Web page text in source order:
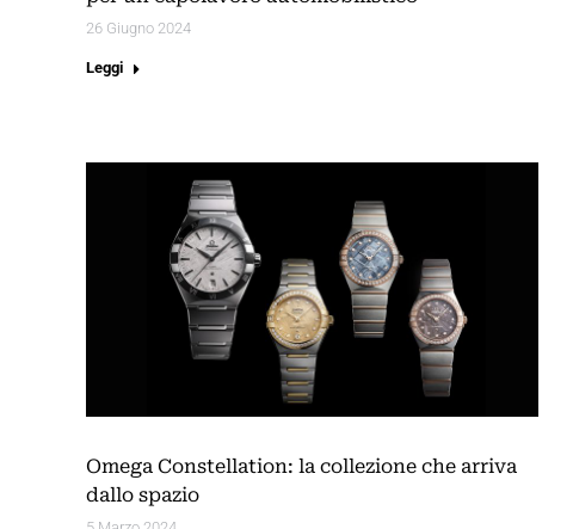
26 Giugno 2024
Leggi
Omega Constellation: la collezione che arriva
dallo spazio